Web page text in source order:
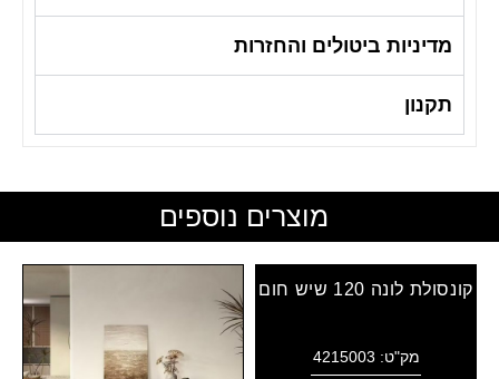
מדיניות ביטולים והחזרות
תקנון
מוצרים נוספים
קונסולת לונה 120 שיש חום
מק"ט: 4215003